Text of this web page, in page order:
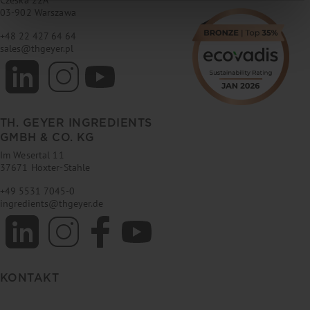
03-902 Warszawa
+48 22 427 64 64
sales@thgeyer.pl
TH. GEYER INGREDIENTS
GMBH & CO. KG
Im Wesertal 11
37671 Höxter-Stahle
+49 5531 7045-0
ingredients@thgeyer.de
KONTAKT